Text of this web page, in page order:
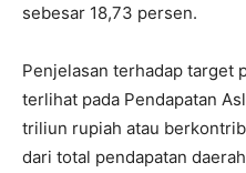
sebesar 18,73 persen.
Penjelasan terhadap target
terlihat pada Pendapatan
triliun rupiah atau
dari total pendapatan